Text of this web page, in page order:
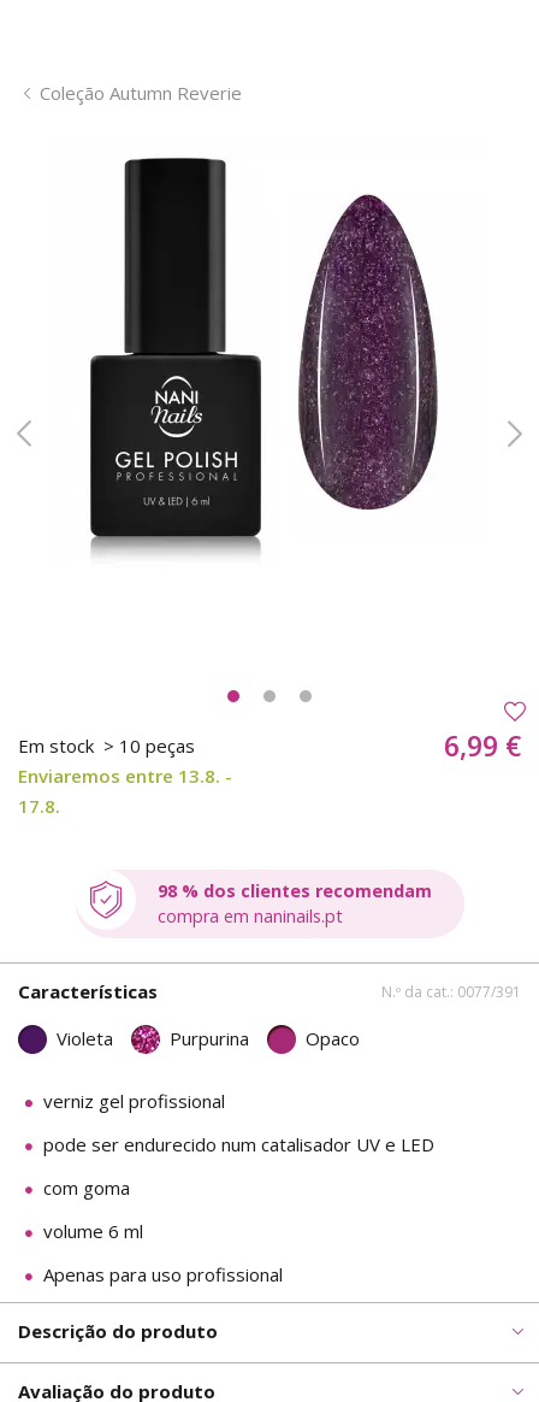
Coleção Autumn Reverie
Em stock > 10 peças
Enviaremos entre 13.8. -
17.8.
6,99 €
98 % dos clientes recomendam
compra em naninails.pt
Características N.º da cat.: 0077/391
Violeta Purpurina Opaco
verniz gel profissional
pode ser endurecido num catalisador UV e LED
com goma
volume 6 ml
Apenas para uso profissional
Descrição do produto
Avaliação do produto